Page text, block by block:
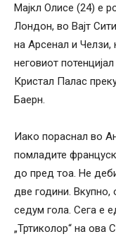
Мајкл Олисе (24) е
Лондон, во Вајт
на Арсенал и Челзи,
неговиот
Кристал Палас
Баерн.
Иако пораснал во
помладите
до пред тоа. Не
две години. Вкупно,
седум гола. Сега е
„Тртиколор“ на ова